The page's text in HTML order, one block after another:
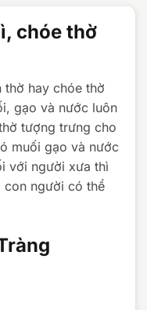
chóe thờ
thờ hay chóe thờ
gạo và nước luôn
tượng trưng cho
muối gạo và nước
với người xưa thì
con người có thể